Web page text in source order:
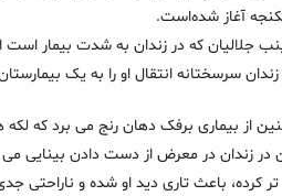
آغاز شده‌است.
فراخوان دیگری در ۲۵ اوت ۲۰۱۷ (۳ شهریور ۱۳۹۶) برای زینب جلالیان که در زندان به
سرسختانه انتقال او را به یک بیمارستان
از بیماری برفک دهان رنج می برد که
زندان در معرض از دست دادن بینایی می
باعث تاری دید او شده و ناراحتی جدی